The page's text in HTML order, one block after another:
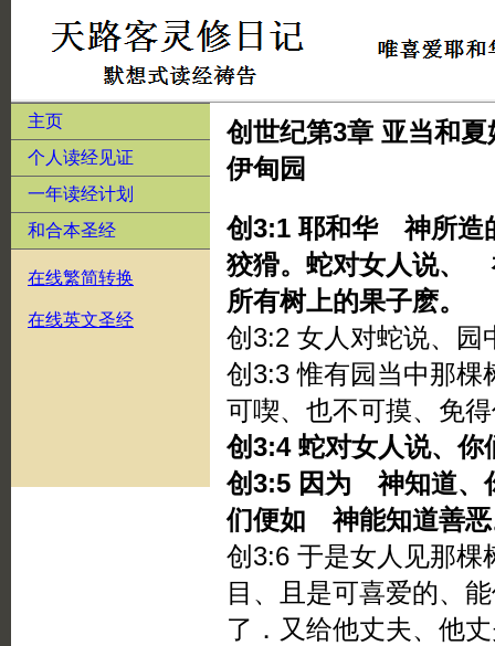
主页
个人读经见证
一年读经计划
和合本圣经
在线繁简转换
在线英文圣经
创世纪第3章 亚当和
伊甸园
创3:1 耶和华 神所造
狡猾。蛇对女人说、
所有树上的果子麽。
创3:2 女人对蛇说、园
创3:3 惟有园当中那
可喫、也不可摸、免
创3:4 蛇对女人说、你
创3:5 因为 神知道、
们便如 神能知道善
创3:6 于是女人见那棵
目、且是可喜爱的、
了．又给他丈夫、他